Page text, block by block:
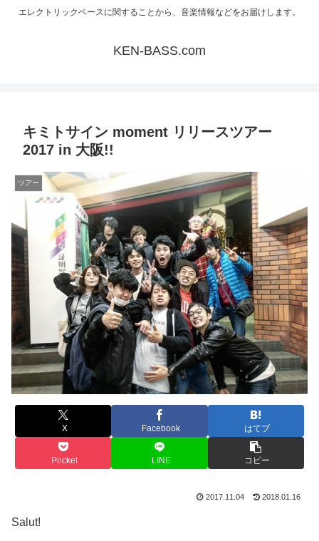
エレクトリックベースに関することから、音楽情報などをお届けします。
KEN-BASS.com
キミトサイン moment リリースツアー
2017 in 大阪!!
ツアー
X Facebook はてブ
Pocket LINE コピー
2017.11.04 2018.01.16
Salut!